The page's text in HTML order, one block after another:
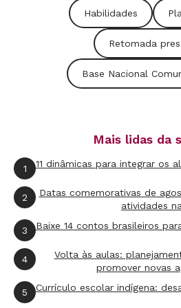
Mas e o planejamento da
Esse movimento precisa
áreas do conhecimento, no
nos debruçar sobre a
habilidades matemáticas
o foco nesse planejamento.
sobre isso, falei dos Mapas
organizados pelo Instituto
seleção de habilidades para
Fundamental
Comum Curricular
foram “traduzidas em
aprendizagem para guiar
Habilidades
Retomada
Base Nacional
Mais lidas da
1 11 dinâmicas para integrar os
2
Datas comemorativas de
atividades
3 Baixe 14 contos brasileiros
4
Volta às aulas:
promover novas
5 Currículo escolar indígena: